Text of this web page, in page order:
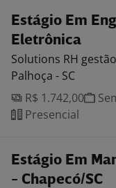
Estágio Em
Eletrônica
Solutions RH
Palhoça - SC
R$ 1.742,00
Presencial
Estágio Em
- Chapecó/SC